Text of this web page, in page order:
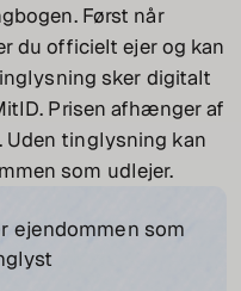
Først når
du officielt ejer og kan
sker digitalt
Prisen afhænger af
Uden tinglysning kan
som udlejer.
ejendommen som